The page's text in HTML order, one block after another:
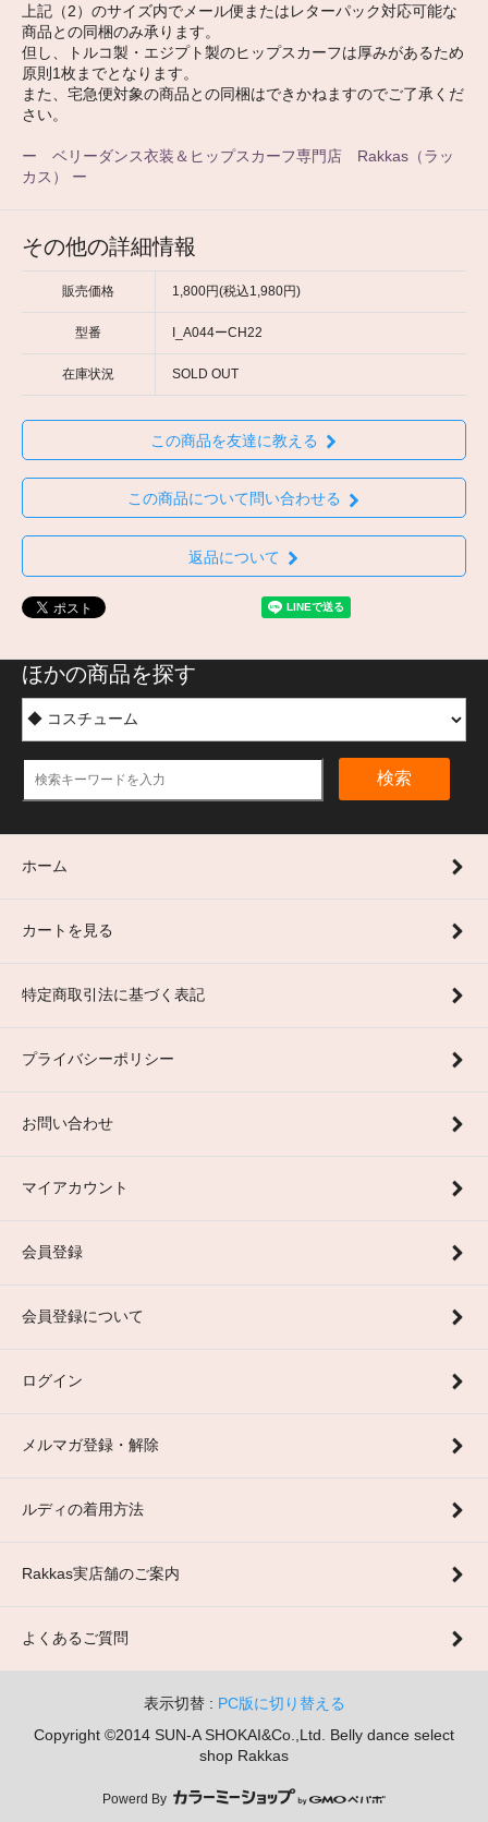
上記（2）のサイズ内でメール便またはレターパック対応可能な
商品との同梱のみ承ります。
但し、トルコ製・エジプト製のヒップスカーフは厚みがあるため
原則1枚までとなります。
また、宅急便対象の商品との同梱はできかねますのでご了承くだ
さい。
ー ベリーダンス衣装＆ヒップスカーフ専門店 Rakkas（ラッ
カス） ー
その他の詳細情報
販売価格 1,800円(税込1,980円)
型番 I_A044ーCH22
在庫状況 SOLD OUT
この商品を友達に教える
この商品について問い合わせる
返品について
ほかの商品を探す
検索
ホーム
カートを見る
特定商取引法に基づく表記
プライバシーポリシー
お問い合わせ
マイアカウント
会員登録
会員登録について
ログイン
メルマガ登録・解除
ルディの着用方法
Rakkas実店舗のご案内
よくあるご質問
表示切替 : PC版に切り替える
Copyright ©2014 SUN-A SHOKAI&Co.,Ltd. Belly dance select
shop Rakkas
Powerd By